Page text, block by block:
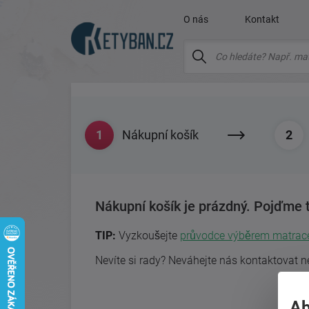
O nás Kontakt
Nákupní košík
Nákupní košík je prázdný. Pojďme
TIP: Vyzkoušejte průvodce výběrem
Nevíte si rady? Neváhejte nás kontaktovat